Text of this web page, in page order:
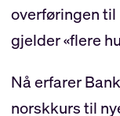
overføringen til
gjelder «flere
Nå erfarer
norskkurs til